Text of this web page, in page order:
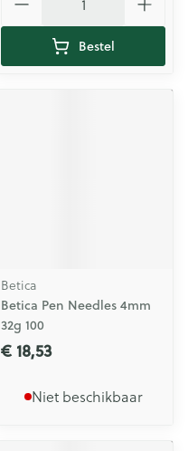
Bestel
Betica
Betica Pen Needles 4mm
32g 100
€ 18,53
Niet beschikbaar